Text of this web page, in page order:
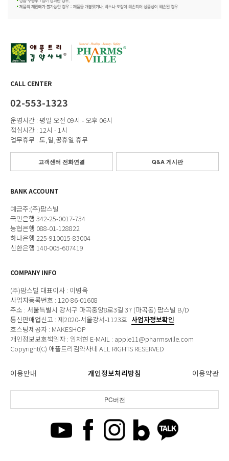
CALL CENTER
02-553-1323
운영시간 : 평일 오전 09시 - 오후 06시
점심시간 : 12시 - 1시
업무휴무 : 토,일,공휴일 휴무
고객센터 전화연결 Q&A 게시판
BANK ACCOUNT
예금주:(주)팜스빌
국민은행 342-25-0017-734
농협은행 088-01-128822
하나은행 225-910015-83004
신한은행 140-005-607419
COMPANY INFO
(주)팜스빌 대표이사 : 이병욱
사업자등록번호 : 120-86-01608
주소 : 서울특별시 강서구 마곡중앙8로3길 37 (마곡동) 팜스빌 B/D
통신판매업신고 : 제2020-서울강서-1123호 사업자정보확인
호스팅제공자 : MAKESHOP
개인정보보호책임자 : 임채현 E-MAIL : apple11@pharmsville.com
Copyright(C) 애플트리김약사네 ALL RIGHTS RESERVED
이용안내 개인정보처리방침 이용약관
PC버전